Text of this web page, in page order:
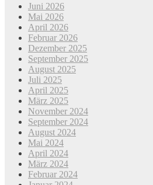
Juni 2026
Mai 2026
April 2026
Februar 2026
Dezember 2025
September 2025
August 2025
Juli 2025
April 2025
März 2025
November 2024
September 2024
August 2024
Mai 2024
April 2024
März 2024
Februar 2024